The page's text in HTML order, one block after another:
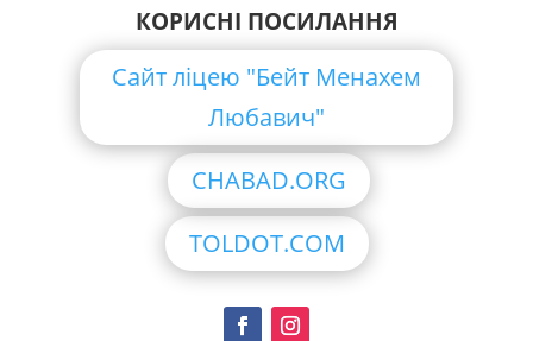
КОРИСНІ ПОСИЛАННЯ
Сайт ліцею "Бейт Менахем
Любавич"
CHABAD.ORG
TOLDOT.COM